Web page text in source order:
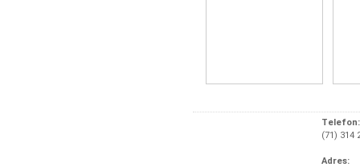
Telefon:
(71) 314
Adres: